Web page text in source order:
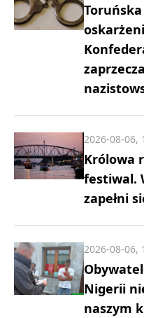
Królowa
festiwal.
zapełni
2026-08-06,
Nigerii
naszym
2026-08-06,